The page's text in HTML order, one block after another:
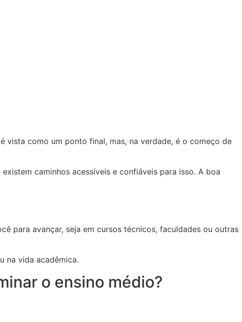
vista como um ponto final, mas, na verdade, é o começo de
caminhos acessíveis e confiáveis para isso. A boa
para avançar, seja em cursos técnicos, faculdades ou outras
na vida acadêmica.
o ensino médio?